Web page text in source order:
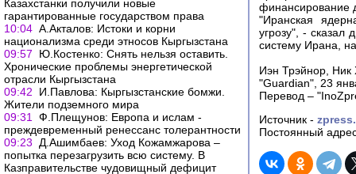
Казахстанки получили новые
гарантированные государством права
10:04 А.Акталов: Истоки и корни
национализма среди этносов Кыргызстана
09:57
Ю.Костенко: Снять нельзя оставить.
Хронические проблемы энергетической
отрасли Кыргызстана
09:42
И.Павлова: Кыргызстанские бомжи.
Жители подземного мира
09:31
Ф.Плещунов: Европа и ислам -
преждевременный ренессанс толерантности
09:23
Д.Ашимбаев: Уход Кожамжарова –
попытка перезагрузить всю систему. В
Казправительстве чудовищный дефицит
финансирование
"Иранская
угрозу", - сказал
систему Ирана,
Иэн Трэйнор, Ник
"Guardian", 23
Перевод –
Источник -
Постоянный